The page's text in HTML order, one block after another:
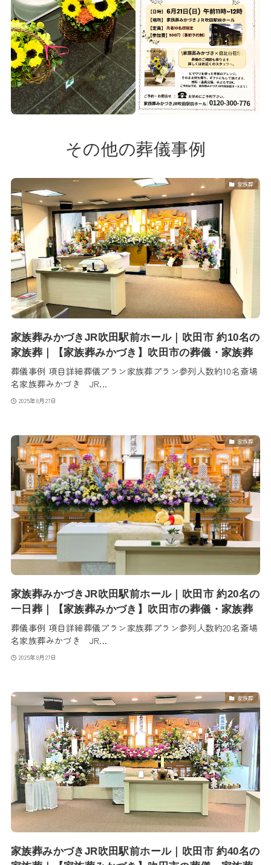
その他の葬儀事例
家族葬
家族葬みかづきJR吹田駅前ホール｜吹田市 約10名の
家族葬｜【家族葬みかづき】吹田市の葬儀・家族葬
葬儀事例 項目詳細葬儀プラン家族葬プラン参列人数約10名斎場
名家族葬みかづき JR...
2025年8月27日
家族葬
家族葬みかづきJR吹田駅前ホール｜吹田市 約20名の
一日葬｜【家族葬みかづき】吹田市の葬儀・家族葬
葬儀事例 項目詳細葬儀プラン家族葬プラン参列人数約20名斎場
名家族葬みかづき JR...
2025年8月27日
家族葬
家族葬みかづきJR吹田駅前ホール｜吹田市 約40名の